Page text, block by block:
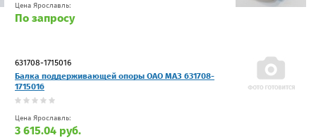
Цена Ярославль:
По запросу
631708-1715016
Балка поддерживающей опоры ОАО МАЗ 631708-
1715016
Цена Ярославль:
3 615.04 руб.